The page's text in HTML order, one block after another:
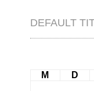
DEFAULT
M
D